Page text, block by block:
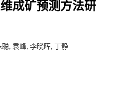
成矿预测方法研
, 袁峰, 李晓晖, 丁静